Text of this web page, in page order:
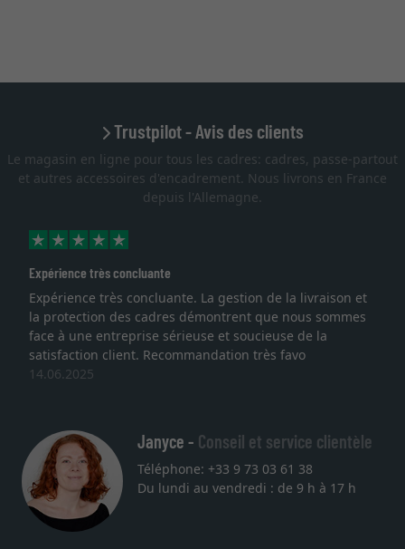
Trustpilot - Avis des clients
Le magasin en ligne pour tous les cadres: cadres, passe-partout
et autres accessoires d'encadrement. Nous livrons en France
depuis l'Allemagne.
Expérience très concluante
Expérience très concluante. La gestion de la livraison et
la protection des cadres démontrent que nous sommes
face à une entreprise sérieuse et soucieuse de la
satisfaction client. Recommandation très favo
14.06.2025
Janyce - Conseil et service clientèle
Téléphone: +33 9 73 03 61 38
Du lundi au vendredi : de 9 h à 17 h